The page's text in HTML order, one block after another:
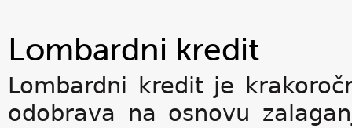
Lombardni kredit
Lombardni kredit je
odobrava na osnovu